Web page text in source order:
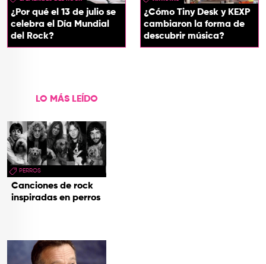
¿Por qué el 13 de julio se
celebra el Día Mundial
del Rock?
¿Cómo Tiny Desk y KEXP
cambiaron la forma de
descubrir música?
LO MÁS LEÍDO
PERROS
Canciones de rock
inspiradas en perros